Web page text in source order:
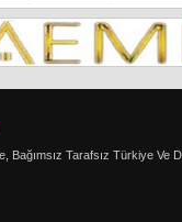
Bağımsız Tarafsız Türkiye Ve